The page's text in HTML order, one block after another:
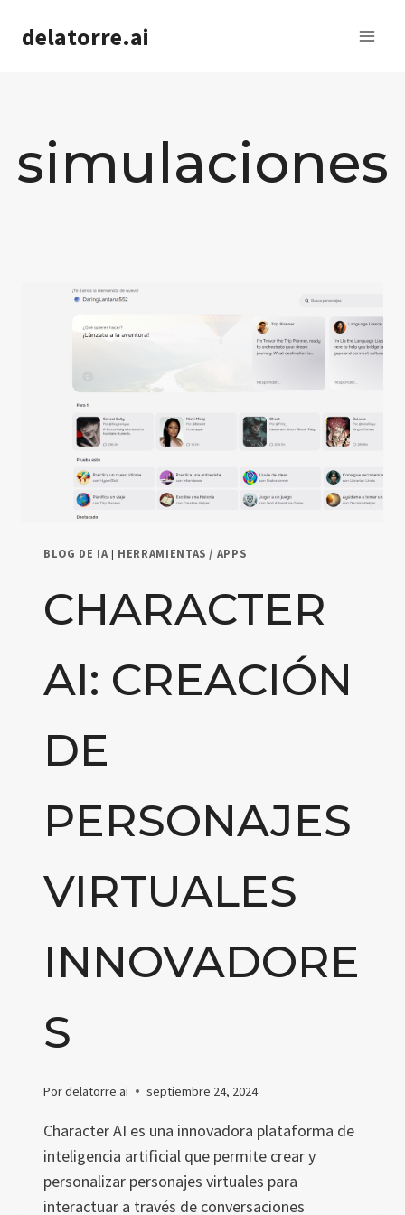
delatorre.ai
simulaciones
BLOG DE IA | HERRAMIENTAS / APPS
CHARACTER
AI: CREACIÓN
DE
PERSONAJES
VIRTUALES
INNOVADORE
S
Pordelatorre.ai septiembre 24, 2024
Character AI es una innovadora plataforma de
inteligencia artificial que permite crear y
personalizar personajes virtuales para
interactuar a través de conversaciones